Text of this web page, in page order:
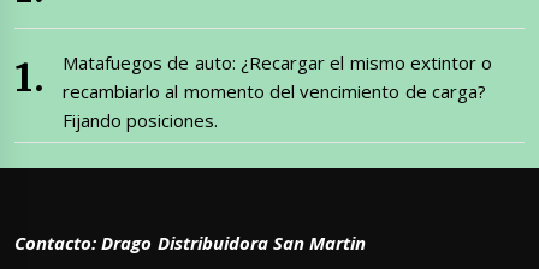
Matafuegos de auto: ¿Recargar el mismo extintor o
recambiarlo al momento del vencimiento de carga?
Fijando posiciones.
Contacto: Drago Distribuidora San Martin